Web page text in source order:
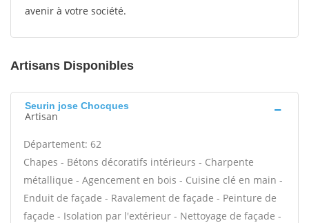
avenir à votre société.
Artisans Disponibles
Seurin jose Chocques
Artisan
Département: 62
Chapes - Bétons décoratifs intérieurs - Charpente
métallique - Agencement en bois - Cuisine clé en main -
Enduit de façade - Ravalement de façade - Peinture de
façade - Isolation par l'extérieur - Nettoyage de façade -